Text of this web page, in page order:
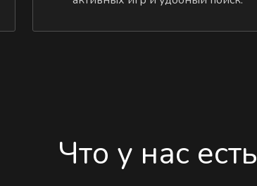
Что у нас есть